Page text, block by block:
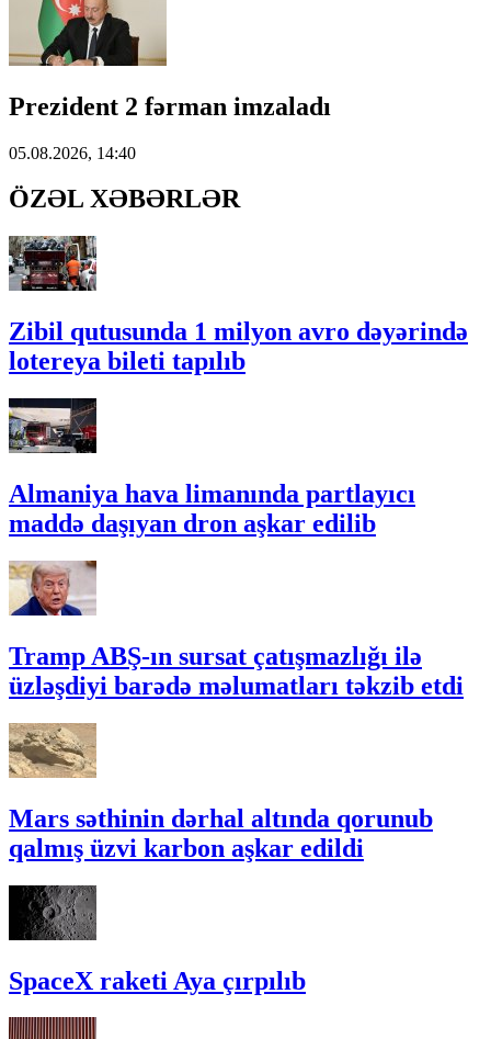
Prezident 2 fərman imzaladı
05.08.2026, 14:40
ÖZƏL XƏBƏRLƏR
Zibil qutusunda 1 milyon avro dəyərində
lotereya bileti tapılıb
Almaniya hava limanında partlayıcı
maddə daşıyan dron aşkar edilib
Tramp ABŞ-ın sursat çatışmazlığı ilə
üzləşdiyi barədə məlumatları təkzib etdi
Mars səthinin dərhal altında qorunub
qalmış üzvi karbon aşkar edildi
SpaceX raketi Aya çırpılıb